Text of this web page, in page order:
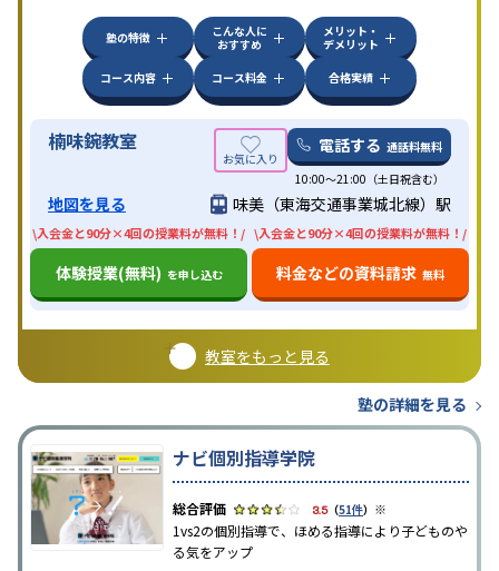
塾の特徴
こんな人に
おすすめ
メリット・
デメリット
コース内容
コース料金 合格実績
楠味鋺教室 電話する 通話料無料
10:00〜21:00（土日祝含む）
地図を見る 味美（東海交通事業城北線）駅
\入会金と90分×4回の授業料が無料！/
体験授業(無料) を申し込む
\入会金と90分×4回の授業料が無料！/
料金などの資料請求 無料
教室をもっと見る
塾の詳細を見る
ナビ個別指導学院
3.5（51件） ※
1vs2の個別指導で、ほめる指導により子どものや
る気をアップ